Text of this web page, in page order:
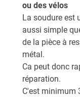
ou des vélos
La soudure est
aussi simple
de la pièce à
métal.
Ca peut donc
réparation.
C'est minimum